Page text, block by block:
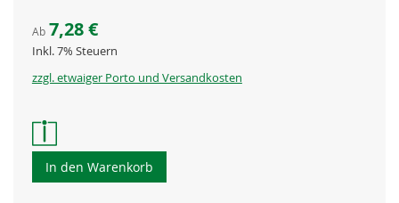
Ab 7,28 €
Inkl. 7% Steuern
zzgl. etwaiger Porto und Versandkosten
In den Warenkorb